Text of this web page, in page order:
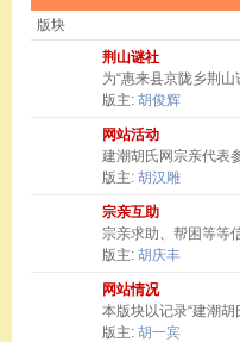
版块
荆山谜社
为“惠来县京陇乡荆
版主: 胡俊辉
网站活动
建潮胡氏网宗亲代表
版主: 胡汉雕
宗亲互助
宗亲求助、帮困等等
版主: 胡庆丰
网站情况
本版块以记录“建潮胡
版主: 胡一宾